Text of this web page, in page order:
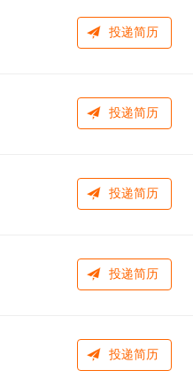
投递简历
投递简历
投递简历
投递简历
投递简历